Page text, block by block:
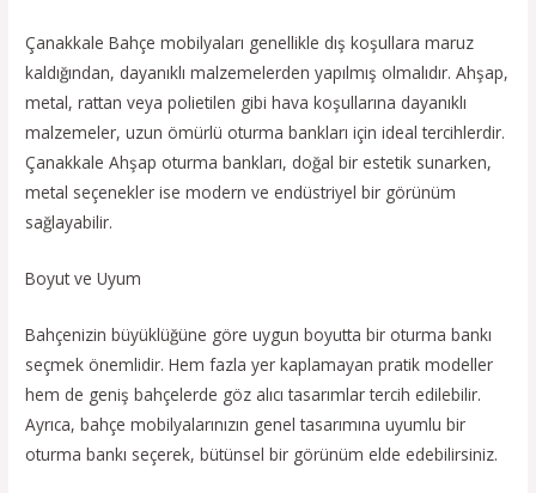
Çanakkale Bahçe mobilyaları genellikle dış koşullara maruz
kaldığından, dayanıklı malzemelerden yapılmış olmalıdır. Ahşap,
metal, rattan veya polietilen gibi hava koşullarına dayanıklı
malzemeler, uzun ömürlü oturma bankları için ideal tercihlerdir.
Çanakkale Ahşap oturma bankları, doğal bir estetik sunarken,
metal seçenekler ise modern ve endüstriyel bir görünüm
sağlayabilir.
Boyut ve Uyum
Bahçenizin büyüklüğüne göre uygun boyutta bir oturma bankı
seçmek önemlidir. Hem fazla yer kaplamayan pratik modeller
hem de geniş bahçelerde göz alıcı tasarımlar tercih edilebilir.
Ayrıca, bahçe mobilyalarınızın genel tasarımına uyumlu bir
oturma bankı seçerek, bütünsel bir görünüm elde edebilirsiniz.